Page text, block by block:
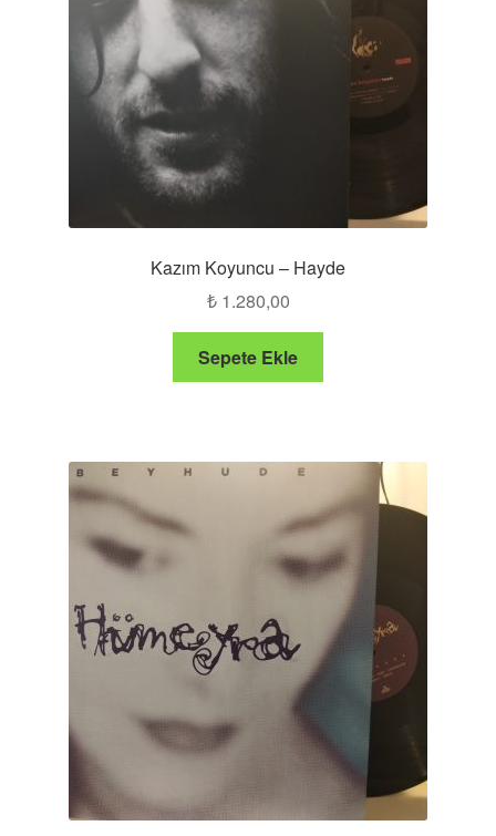
Kazım Koyuncu – Hayde
₺1.280,00
Sepete Ekle